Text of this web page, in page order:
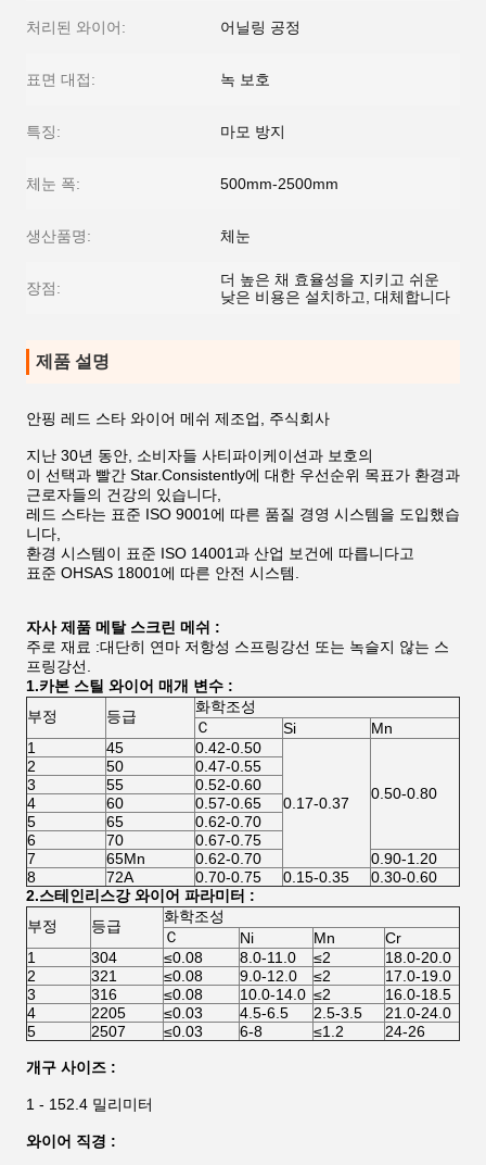
처리된 와이어: 어닐링 공정
표면 대접: 녹 보호
특징: 마모 방지
체눈 폭: 500mm-2500mm
생산품명: 체눈
장점:
더 높은 채 효율성을 지키고 쉬운
낮은 비용은 설치하고, 대체합니다
제품 설명
안핑 레드 스타 와이어 메쉬 제조업, 주식회사
지난 30년 동안, 소비자들 사티파이케이션과 보호의
이 선택과 빨간 Star.Consistently에 대한 우선순위 목표가 환경과
근로자들의 건강의 있습니다,
레드 스타는 표준 ISO 9001에 따른 품질 경영 시스템을 도입했습
니다,
환경 시스템이 표준 ISO 14001과 산업 보건에 따릅니다고
표준 OHSAS 18001에 따른 안전 시스템.
자사 제품 메탈 스크린 메쉬 :
주로 재료 :대단히 연마 저항성 스프링강선 또는 녹슬지 않는 스
프링강선.
1.카본 스틸 와이어 매개 변수 :
부정
등급
화학조성
Ｃ
Si
Mn
1
45 0.42-0.50
0.17-0.37
0.50-0.80
2 50
0.47-0.55
3
55
0.52-0.60
4
60
0.57-0.65
5
65
0.62-0.70
6
70
0.67-0.75
7
65Mn 0.62-0.70
0.90-1.20
8
72A 0.70-0.75 0.15-0.35
0.30-0.60
2.스테인리스강 와이어 파라미터 :
부정
등급
화학조성
Ｃ
Ni Mn
Cr
1
304 ≤0.08 8.0-11.0 ≤2
18.0-20.0
2
321 ≤0.08 9.0-12.0 ≤2
17.0-19.0
3
316 ≤0.08 10.0-14.0 ≤2
16.0-18.5
4
2205 ≤0.03 4.5-6.5 2.5-3.5
21.0-24.0
5
2507 ≤0.03 6-8 ≤1.2 24-26
개구 사이즈 :
1 - 152.4 밀리미터
와이어 직경 :